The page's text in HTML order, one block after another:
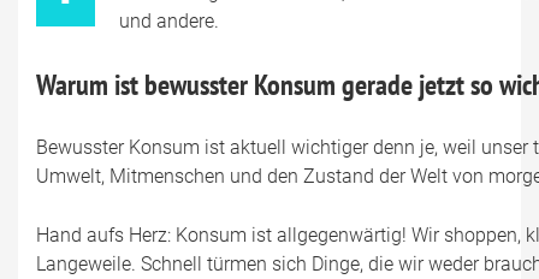
und andere.
Warum ist bewusster Konsum gerade jetzt so
Bewusster Konsum ist aktuell wichtiger denn je, weil
Umwelt, Mitmenschen und den Zustand der Welt von
Hand aufs Herz: Konsum ist allgegenwärtig! Wir shoppen,
Langeweile. Schnell türmen sich Dinge, die wir weder